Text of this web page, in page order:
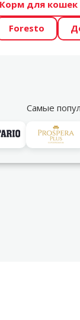
Zoo
ŪSAIŅI”!
Корм для кошек
Foresto
Самые